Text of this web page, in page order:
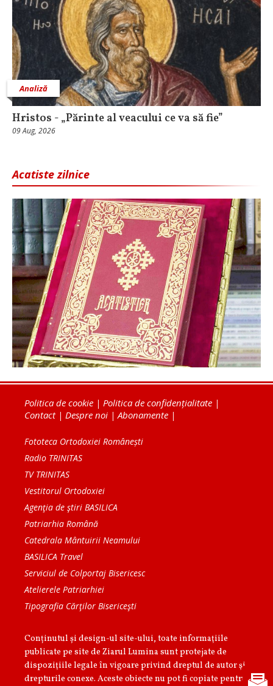
Analiză
Hristos - „Părinte al veacului ce va să fie”
09 Aug, 2026
Acatiste zilnice
Politica de cookie | Politica de confidențialitate |
Contact| Despre noi | Abonamente |
Fototeca Ortodoxiei Românești
Radio TRINITAS
TV TRINITAS
Vestitorul Ortodoxiei
Agenţia de ştiri BASILICA
Patriarhia Română
Catedrala Mântuirii Neamului
BASILICA Travel
Serviciul de Colportaj Bisericesc
Atelierele Patriarhiei
Tipografia Cărţilor Bisericeşti
Conținutul și design-ul site-ului, toate informaţiile
publicate pe site de Ziarul Lumina sunt protejate de
dispoziţiile legale în vigoare privind dreptul de autor şi
drepturile conexe. Aceste obiecte nu pot fi copiate pentru